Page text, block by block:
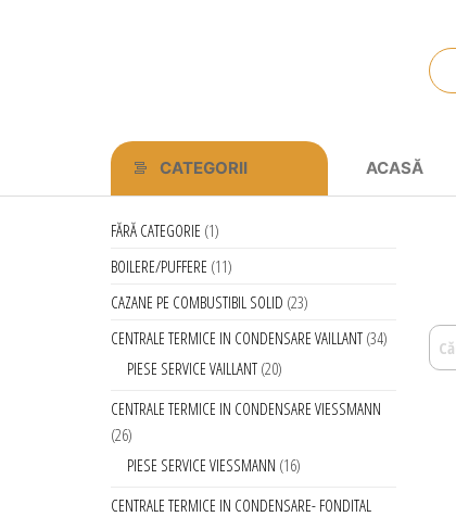
CATEGORII ACASĂ
FĂRĂ CATEGORIE 1
BOILERE/PUFFERE 11
CAZANE PE COMBUSTIBIL SOLID 23
CENTRALE TERMICE IN CONDENSARE VAILLANT 34
PIESE SERVICE VAILLANT 20
CENTRALE TERMICE IN CONDENSARE VIESSMANN
26
PIESE SERVICE VIESSMANN 16
CENTRALE TERMICE IN CONDENSARE- FONDITAL